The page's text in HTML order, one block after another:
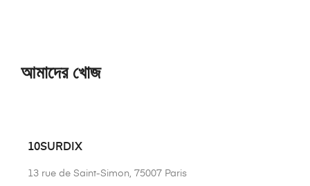
আমাদের খোজ
10SURDIX
13 rue de Saint-Simon, 75007 Paris